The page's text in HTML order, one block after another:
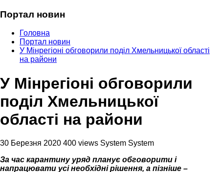
Портал новин
Головна
Портал новин
У Мінрегіоні обговорили поділ Хмельницької області
на райони
У Мінрегіоні обговорили
поділ Хмельницької
області на райони
30 Березня 2020 400 views System System
За час карантину уряд планує обговорити і
напрацювати усі необхідні рішення, а пізніше –